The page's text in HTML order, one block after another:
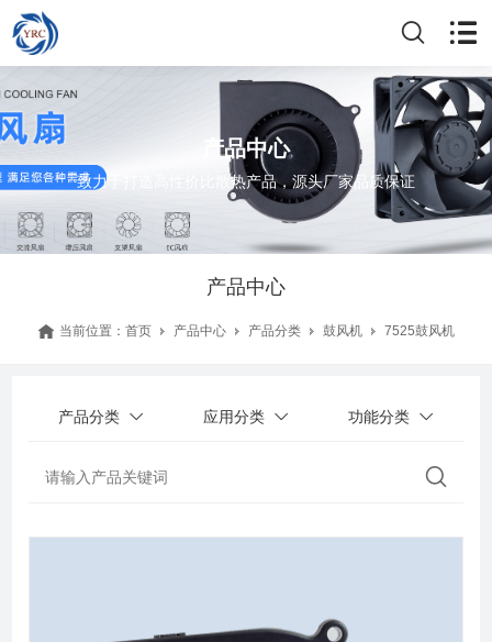
产品中心
致力于打造高性价比散热产品，源头厂家品质保证
产品中心
当前位置： 首页 产品中心 产品分类 鼓风机 7525鼓风机
产品分类 应用分类 功能分类